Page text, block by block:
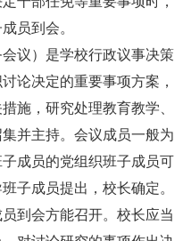
成员到会。
会议）是学校行政议事决策
论决定的重要事项方案，
施，研究处理教育教学、
并主持。会议成员一般为
成员的党组织班子成员可
子成员提出，校长确定。
到会方能召开。校长应当